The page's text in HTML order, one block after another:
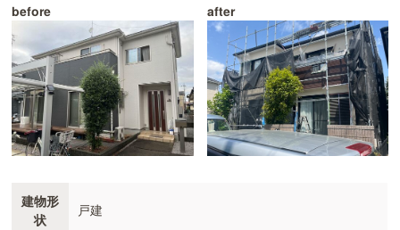
before after
建物形
状
戸建